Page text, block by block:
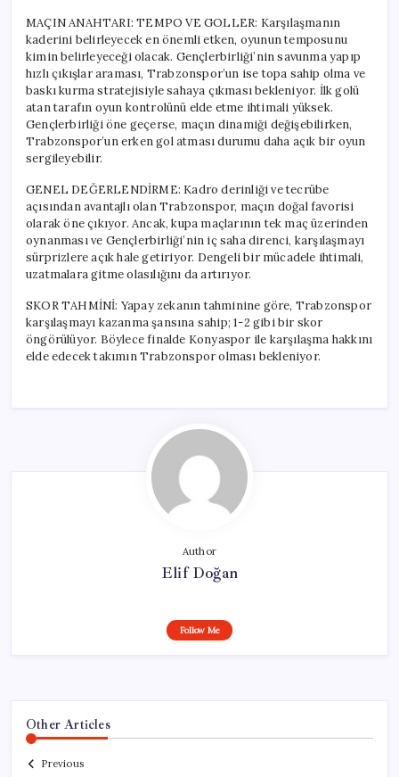
MAÇIN ANAHTARI: TEMPO VE GOLLER: Karşılaşmanın
kaderini belirleyecek en önemli etken, oyunun temposunu
kimin belirleyeceği olacak. Gençlerbirliği’nin savunma yapıp
hızlı çıkışlar araması, Trabzonspor’un ise topa sahip olma ve
baskı kurma stratejisiyle sahaya çıkması bekleniyor. İlk golü
atan tarafın oyun kontrolünü elde etme ihtimali yüksek.
Gençlerbirliği öne geçerse, maçın dinamiği değişebilirken,
Trabzonspor’un erken gol atması durumu daha açık bir oyun
sergileyebilir.
GENEL DEĞERLENDİRME: Kadro derinliği ve tecrübe
açısından avantajlı olan Trabzonspor, maçın doğal favorisi
olarak öne çıkıyor. Ancak, kupa maçlarının tek maç üzerinden
oynanması ve Gençlerbirliği’nin iç saha direnci, karşılaşmayı
sürprizlere açık hale getiriyor. Dengeli bir mücadele ihtimali,
uzatmalara gitme olasılığını da artırıyor.
SKOR TAHMİNİ: Yapay zekanın tahminine göre, Trabzonspor
karşılaşmayı kazanma şansına sahip; 1-2 gibi bir skor
öngörülüyor. Böylece finalde Konyaspor ile karşılaşma hakkını
elde edecek takımın Trabzonspor olması bekleniyor.
Author
Elif Doğan
Follow Me
Other Articles
Previous